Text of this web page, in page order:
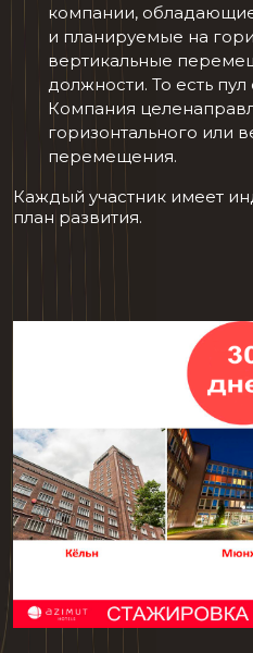
компании,
и планируемые на
вертикальные
должности. То есть
Компания
горизонтального или
перемещения.
Каждый участник имеет
план развития.